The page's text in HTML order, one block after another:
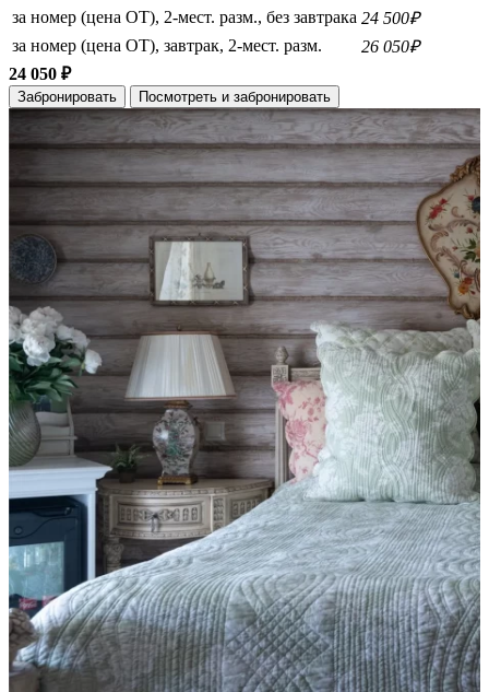
за номер (цена ОТ), 2-мест. разм., без завтрака 24 500₽
за номер (цена ОТ), завтрак, 2-мест. разм.
26 050₽
24 050 ₽
Забронировать Посмотреть и забронировать